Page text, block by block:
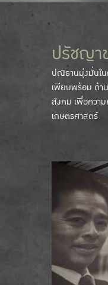
ปรัชญา
ปณิธานมุ่งมั่นใ
เพียบพร้อม ด้า
สังคม เพื่อควา
เกษตรศาสตร์